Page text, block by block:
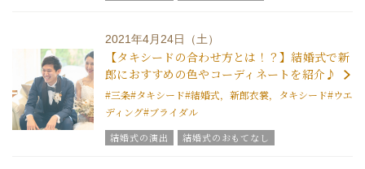
ウエディングスタッフｖｏｉｃｅ
チームグラツィエメンバー
グラツィエについて
2021年4月24日（土）
【タキシードの合わせ方とは！？】結婚式で新
郎におすすめの色やコーディネートを紹介♪
#三条#タキシード#結婚式，新郎衣裳，タキシード#ウエ
ディング#ブライダル
結婚式の演出
結婚式のおもてなし